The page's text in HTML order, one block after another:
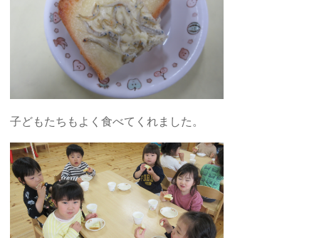
子どもたちもよく食べてくれました。